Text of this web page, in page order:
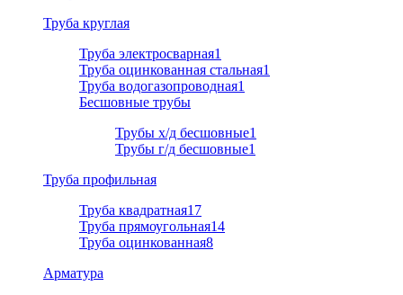
Труба круглая
Труба электросварная1
Труба оцинкованная стальная1
Труба водогазопроводная1
Бесшовные трубы
Трубы х/д бесшовные1
Трубы г/д бесшовные1
Труба профильная
Труба квадратная17
Труба прямоугольная14
Труба оцинкованная8
Арматура